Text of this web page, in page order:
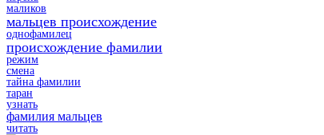
маликов
мальцев происхождение
однофамилец
происхождение фамилии
режим
смена
тайна фамилии
таран
узнать
фамилия мальцев
читать